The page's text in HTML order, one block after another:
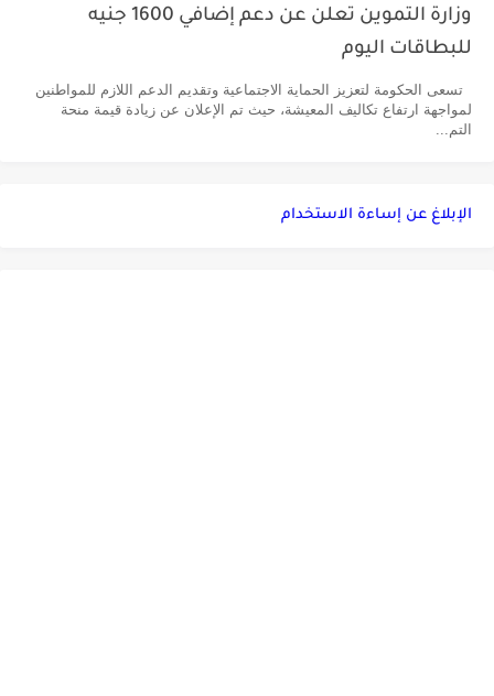
وزارة التموين تعلن عن دعم إضافي 1600 جنيه
للبطاقات اليوم
تسعى الحكومة لتعزيز الحماية الاجتماعية وتقديم الدعم اللازم للمواطنين
لمواجهة ارتفاع تكاليف المعيشة، حيث تم الإعلان عن زيادة قيمة منحة
التم...
الإبلاغ عن إساءة الاستخدام